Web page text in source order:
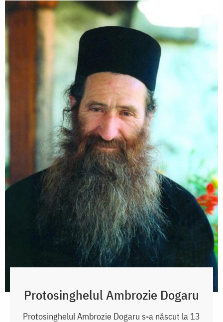
Protosinghelul Ambrozie Dogaru
Protosinghelul Ambrozie Dogaru s-a născut la 13